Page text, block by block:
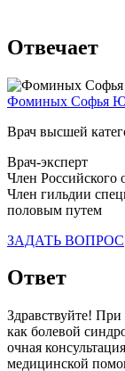
Отвечает
Фоминых Софья
Врач высшей
Врач-эксперт
Член Российского
Член гильдии
половым путем
ЗАДАТЬ ВОПРОС
Ответ
Здравствуйте!
как болевой
очная
медицинской